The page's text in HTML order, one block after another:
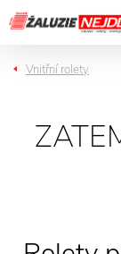
Vnitřní rolety